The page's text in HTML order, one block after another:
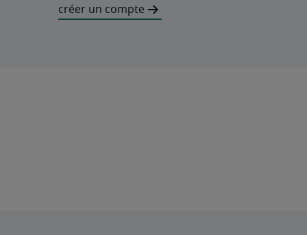
créer un compte